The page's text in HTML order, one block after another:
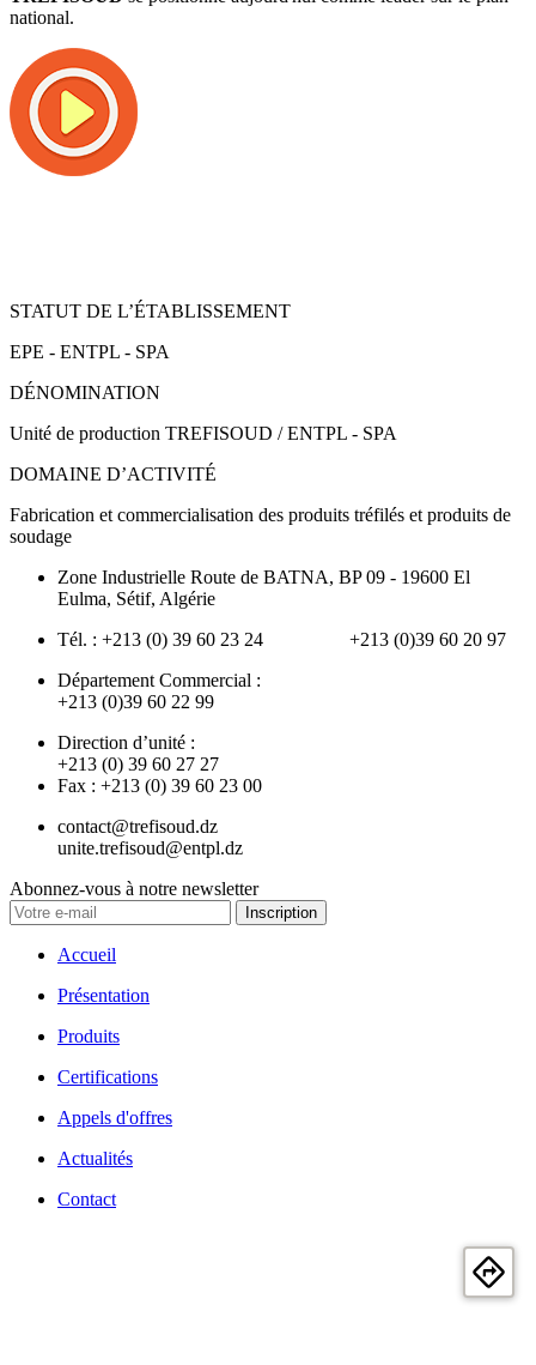
national.
STATUT DE L’ÉTABLISSEMENT
EPE - ENTPL - SPA
DÉNOMINATION
Unité de production TREFISOUD / ENTPL - SPA
DOMAINE D’ACTIVITÉ
Fabrication et commercialisation des produits tréfilés et produits de
soudage
Zone Industrielle Route de BATNA, BP 09 - 19600 El
Eulma, Sétif, Algérie
Tél. : +213 (0) 39 60 23 24 +213 (0)39 60 20 97
Département Commercial :
+213 (0)39 60 22 99
Direction d’unité :
+213 (0) 39 60 27 27
Fax : +213 (0) 39 60 23 00
contact@trefisoud.dz
unite.trefisoud@entpl.dz
Abonnez-vous à notre newsletter
Inscription
Accueil
Présentation
Produits
Certifications
Appels d'offres
Actualités
Contact